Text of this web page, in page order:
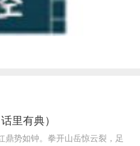
里有典）
鼎势如钟。拳开山岳惊云裂，足